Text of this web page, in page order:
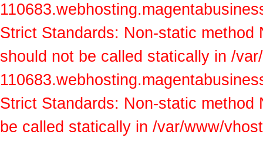
Strict Standards: Non-static
should not be called statically in /
Strict Standards: Non-static
be called statically in /var/www/